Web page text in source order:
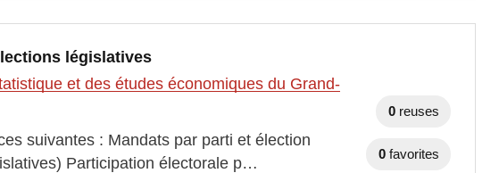
législatives
et des études économiques du Grand-
suivantes : Mandats par parti et élection
Participation électorale p…
0 reuses
0 favorites